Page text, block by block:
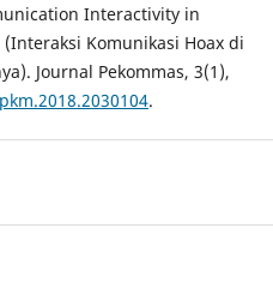
Interactivity in
Komunikasi Hoax di
Journal Pekommas, 3(1),
.